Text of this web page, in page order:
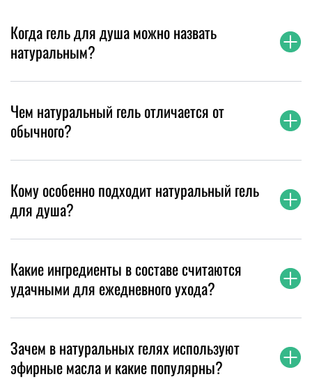
Когда гель для душа можно назвать
натуральным?
Чем натуральный гель отличается от
обычного?
Кому особенно подходит натуральный гель
для душа?
Какие ингредиенты в составе считаются
удачными для ежедневного ухода?
Зачем в натуральных гелях используют
эфирные масла и какие популярны?